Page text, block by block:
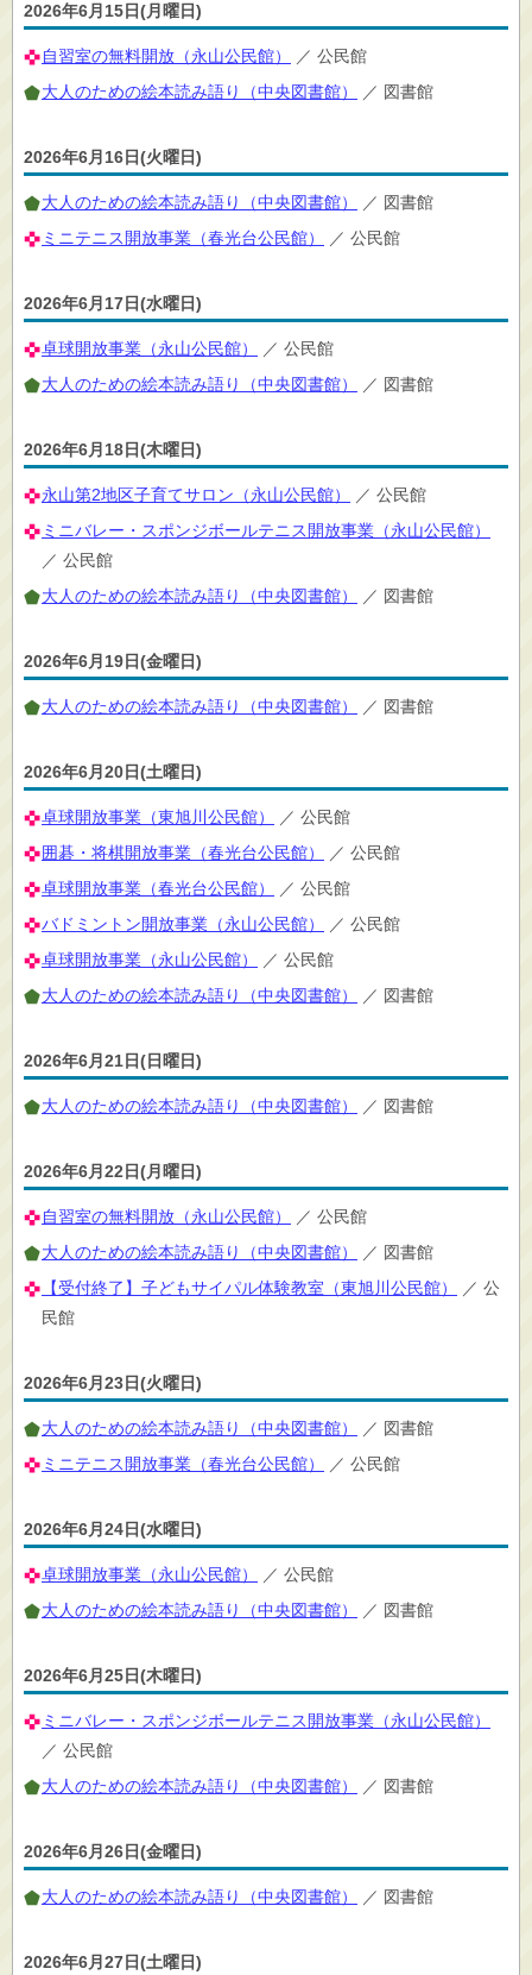
2026年6月15日(月曜日)
自習室の無料開放（永山公民館）
／ 公民館
大人のための絵本読み語り（中央図書館）
／ 図書館
2026年6月16日(火曜日)
大人のための絵本読み語り（中央図書館）
／ 図書館
ミニテニス開放事業（春光台公民館）
／ 公民館
2026年6月17日(水曜日)
卓球開放事業（永山公民館）
／ 公民館
大人のための絵本読み語り（中央図書館）
／ 図書館
2026年6月18日(木曜日)
永山第2地区子育てサロン（永山公民館）
／ 公民館
ミニバレー・スポンジボールテニス開放事業（永山公民館）
／ 公民館
大人のための絵本読み語り（中央図書館）
／ 図書館
2026年6月19日(金曜日)
大人のための絵本読み語り（中央図書館） ／ 図書館
2026年6月20日(土曜日)
卓球開放事業（東旭川公民館）
／ 公民館
囲碁・将棋開放事業（春光台公民館）
／ 公民館
卓球開放事業（春光台公民館）
／ 公民館
バドミントン開放事業（永山公民館）
／ 公民館
卓球開放事業（永山公民館）
／ 公民館
大人のための絵本読み語り（中央図書館）
／ 図書館
2026年6月21日(日曜日)
大人のための絵本読み語り（中央図書館） ／ 図書館
2026年6月22日(月曜日)
自習室の無料開放（永山公民館）
／ 公民館
大人のための絵本読み語り（中央図書館）
／ 図書館
【受付終了】子どもサイパル体験教室（東旭川公民館）
／ 公
民館
2026年6月23日(火曜日)
大人のための絵本読み語り（中央図書館）
／ 図書館
ミニテニス開放事業（春光台公民館）
／ 公民館
2026年6月24日(水曜日)
卓球開放事業（永山公民館）
／ 公民館
大人のための絵本読み語り（中央図書館）
／ 図書館
2026年6月25日(木曜日)
ミニバレー・スポンジボールテニス開放事業（永山公民館）
／ 公民館
大人のための絵本読み語り（中央図書館）
／ 図書館
2026年6月26日(金曜日)
大人のための絵本読み語り（中央図書館） ／ 図書館
2026年6月27日(土曜日)